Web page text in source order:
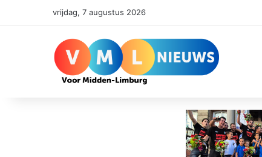
vrijdag, 7 augustus 2026